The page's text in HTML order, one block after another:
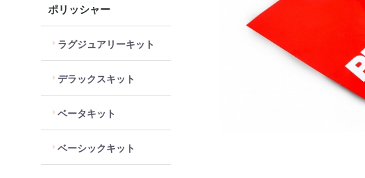
ポリッシャー
ラグジュアリーキット
デラックスキット
ベータキット
ベーシックキット